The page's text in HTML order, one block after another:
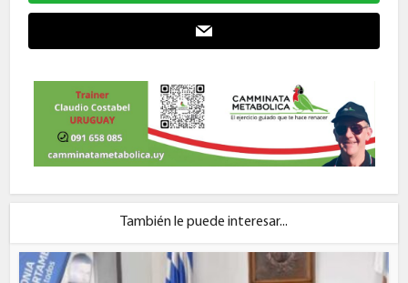
También le puede interesar...